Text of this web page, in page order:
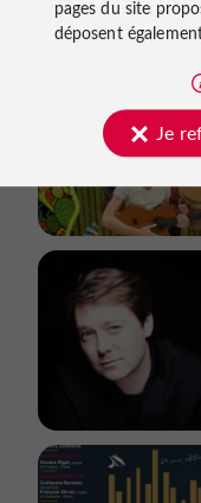
pages du site
déposent
Je